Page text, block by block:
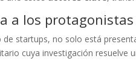
a los
startups, no solo está
cuya investigación